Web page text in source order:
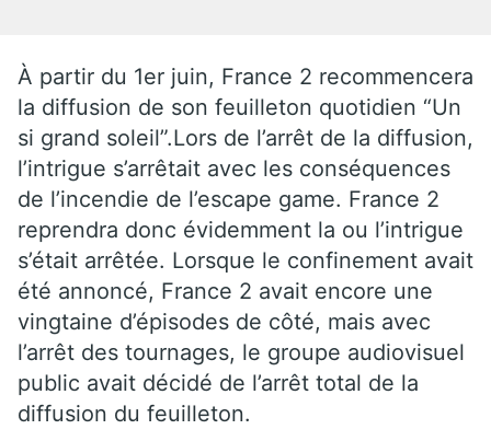
À partir du 1er juin, France 2 recommencera
la diffusion de son feuilleton quotidien “Un
si grand soleil”.Lors de l’arrêt de la diffusion,
l’intrigue s’arrêtait avec les conséquences
de l’incendie de l’escape game. France 2
reprendra donc évidemment la ou l’intrigue
s’était arrêtée. Lorsque le confinement avait
été annoncé, France 2 avait encore une
vingtaine d’épisodes de côté, mais avec
l’arrêt des tournages, le groupe audiovisuel
public avait décidé de l’arrêt total de la
diffusion du feuilleton.